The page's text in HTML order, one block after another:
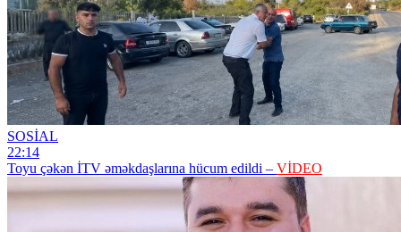
SOSİAL
22:14
Toyu çəkən İTV əməkdaşlarına hücum edildi – VİDEO